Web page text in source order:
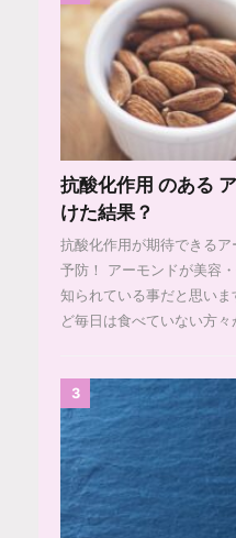
抗酸化作用 のある
けた結果？
抗酸化作用が期待できる
予防！ アーモンドが美容
知られている事だと思い
ど毎日は食べていない方
3